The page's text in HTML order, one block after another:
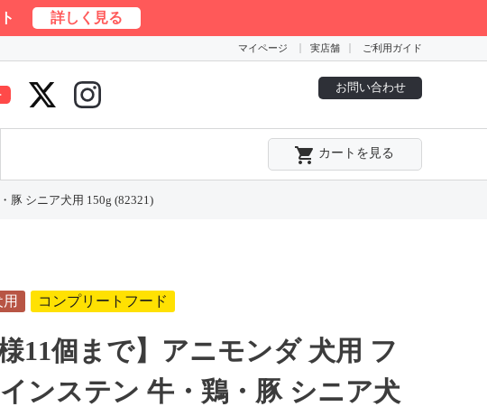
詳しく見る
マイページ 実店舗 ご利用ガイド
お問い合わせ
local_grocery_store カートを見る
豚 シニア犬用 150g (82321)
コンプリートフード
様11個まで】アニモンダ 犬用 フ
ンステン 牛・鶏・豚 シニア犬